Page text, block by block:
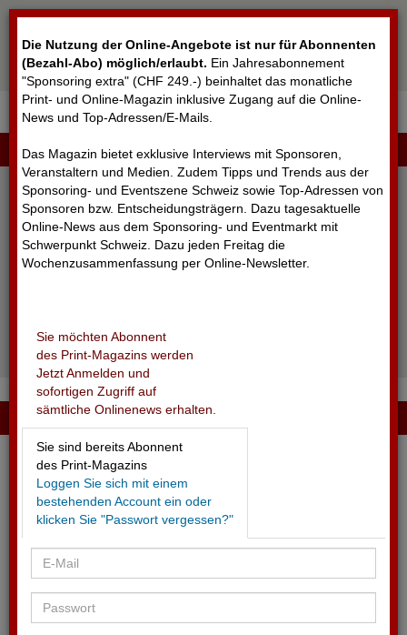
Die Nutzung der Online-Angebote ist nur für Abonnenten
(Bezahl-Abo) möglich/erlaubt. Ein Jahresabonnement
"Sponsoring extra" (CHF 249.-) beinhaltet das monatliche
Print- und Online-Magazin inklusive Zugang auf die Online-
News und Top-Adressen/E-Mails.
Das Magazin bietet exklusive Interviews mit Sponsoren,
Veranstaltern und Medien. Zudem Tipps und Trends aus der
Sponsoring- und Eventszene Schweiz sowie Top-Adressen von
Sponsoren bzw. Entscheidungsträgern. Dazu tagesaktuelle
Online-News aus dem Sponsoring- und Eventmarkt mit
Schwerpunkt Schweiz. Dazu jeden Freitag die
Wochenzusammenfassung per Online-Newsletter.
Sie möchten Abonnent
des Print-Magazins werden
Jetzt Anmelden und
sofortigen Zugriff auf
sämtliche Onlinenews erhalten.
Sie sind bereits Abonnent
des Print-Magazins
Loggen Sie sich mit einem
bestehenden Account ein oder
klicken Sie "Passwort vergessen?"
LOGIN
Passwort vergessen?
Noch nicht registriert?
18.09.2025 - SPENDENMARKT 2024
Schweizer spenden 2 Milliarden Fr.
Cookie-Einstellungen